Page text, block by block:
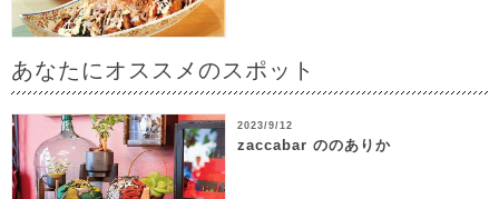
あなたにオススメのスポット
2023/9/12
zaccabar ののありか